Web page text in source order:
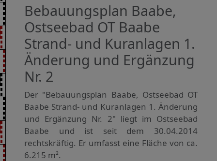
Bebauungsplan Baabe,
Ostseebad OT Baabe
Strand- und Kuranlagen 1.
Änderung und Ergänzung
Nr. 2
Der "Bebauungsplan Baabe, Ostseebad OT
Baabe Strand- und Kuranlagen 1. Änderung
und Ergänzung Nr. 2" liegt im Ostseebad
Baabe und ist seit dem 30.04.2014
rechtskräftig. Er umfasst eine Fläche von ca.
6.215 m².